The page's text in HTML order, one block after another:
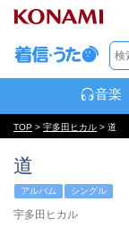
音楽
TOP > 宇多田ヒカル > 道
道
アルバム シングル
宇多田ヒカル